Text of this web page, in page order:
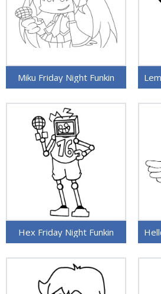
Miku Friday Night Funkin
Hex Friday Night Funkin